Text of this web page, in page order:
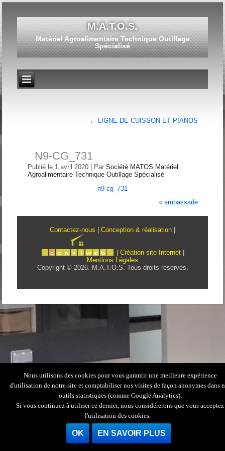
M.A.T.O.S.
Matériel Agroalimentaire Technique Outillage
Spécialisé
← LIGNE DE CUISSON ET PIANOS
N9-CG_731
Publié le 1 avril 2020 Par Société MATOS Matériel
Agroalimentaire Technique Outillage Spécialisé
n9-cg_731
« ambassade
Contactez-nous Conception & réalisation
Création site Internet
Mentions Légales
Copyright © 2026. M.A.T.O.S. Tous droits réservés.
Nous utilisons des cookies pour vous garantir une meilleure expérience
d'utilisation de notre site et comptabiliser nos visites de façon anonymes dans
outils statistiques (comme Google Analytics).
Si vous continuez à utiliser ce dernier, nous considérerons que vous acceptez
l'utilisation des cookies.
OK EN SAVOIR PLUS